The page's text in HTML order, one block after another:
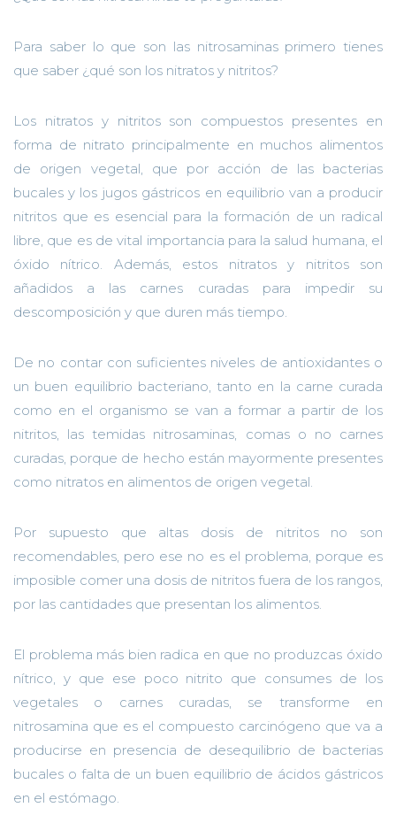
Para saber lo que son las nitrosaminas primero tienes
que saber ¿qué son los nitratos y nitritos?
Los nitratos y nitritos son compuestos presentes en
forma de nitrato principalmente en muchos alimentos
de origen vegetal, que por acción de las bacterias
bucales y los jugos gástricos en equilibrio van a producir
nitritos que es esencial para la formación de un radical
libre, que es de vital importancia para la salud humana, el
óxido nítrico. Además,
estos nitratos y nitritos son
añadidos a las carnes curadas para impedir su
descomposición y que duren más tiempo.
De no contar con suficientes niveles de antioxidantes o
un buen equilibrio bacteriano, tanto en la carne curada
como en el organismo se van a formar a partir de los
nitritos, las temidas nitrosaminas, comas o no carnes
curadas, porque de hecho están mayormente presentes
como nitratos en alimentos de origen vegetal.
Por supuesto que altas dosis de nitritos no son
recomendables, pero ese no es el problema, porque es
imposible comer una dosis de nitritos fuera de los rangos,
por las cantidades que presentan los alimentos.
El problema más bien radica en que no produzcas óxido
nítrico, y que ese poco nitrito que consumes de los
vegetales o carnes curadas, se transforme en
nitrosamina que es el compuesto carcinógeno que va a
producirse en presencia de desequilibrio de bacterias
bucales o falta de un buen equilibrio de ácidos gástricos
en el estómago.